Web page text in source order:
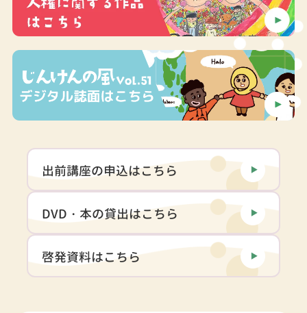
出前講座の申込はこちら
DVD・本の貸出はこちら
啓発資料はこちら